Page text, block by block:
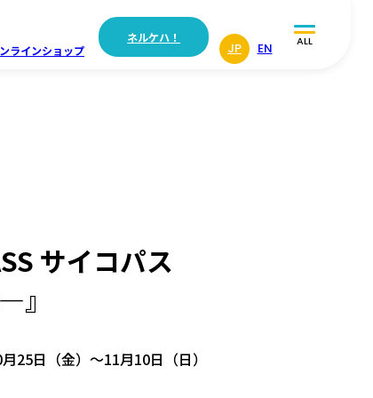
ネルケハ！
ラインショップ JP EN ALL
サイコパス
25日（金）〜11月10日（日）